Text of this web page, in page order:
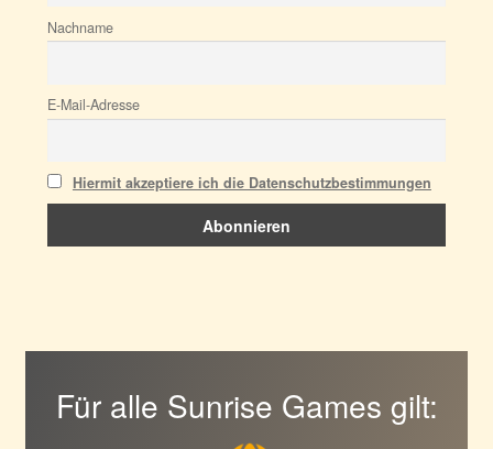
Nachname
E-Mail-Adresse
Hiermit akzeptiere ich die Datenschutzbestimmungen
Für alle Sunrise Games gilt: